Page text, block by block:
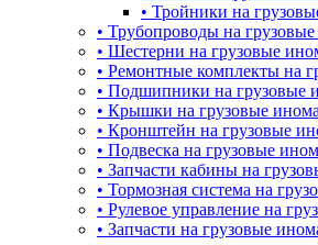
• Тройники на
• Трубопроводы на
• Шестерни на грузовые
• Ремонтные комплекты на
• Подшипники на грузовые
• Крышки на грузовые
• Кронштейн на грузовые
• Подвеска на грузовые
• Запчасти кабины на
• Тормозная система на
• Рулевое управление на
• Запчасти на грузовые